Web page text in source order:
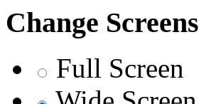
Change Screens
Full Screen